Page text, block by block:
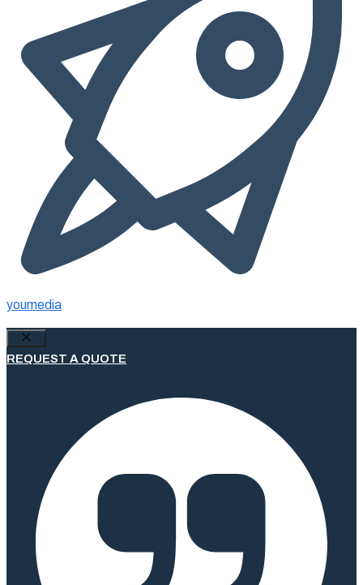
youmedia
Fermer
REQUEST A QUOTE